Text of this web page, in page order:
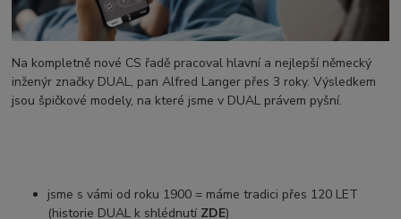
Na kompletně nové CS řadě pracoval hlavní a nejlepší německý
inženýr značky DUAL, pan Alfred Langer přes 3 roky. Výsledkem
jsou špičkové modely, na které jsme v DUAL právem pyšní.
jsme s vámi od roku 1900 = máme tradici přes 120 LET
(historie DUAL k shlédnutí ZDE)